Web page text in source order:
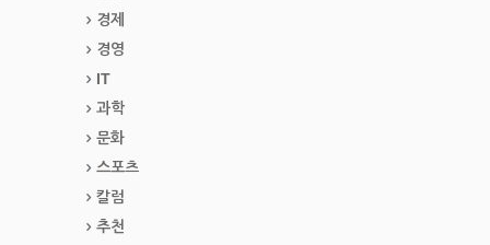
경제
경영
IT
과학
문화
스포츠
칼럼
추천